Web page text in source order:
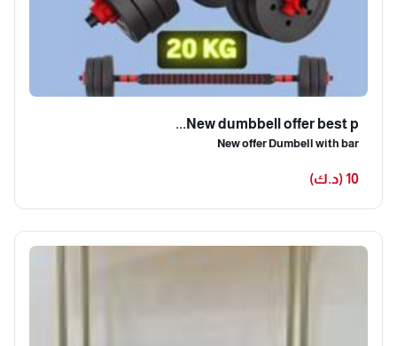
New dumbbell offer best p...
New offer Dumbell with bar
10 (د.ك)